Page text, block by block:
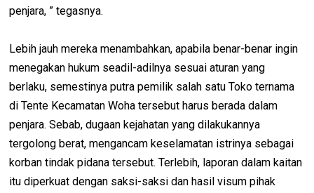
penjara, ” tegasnya.
Lebih jauh mereka menambahkan, apabila benar-benar ingin
menegakan hukum seadil-adilnya sesuai aturan yang
berlaku, semestinya putra pemilik salah satu Toko ternama
di Tente Kecamatan Woha tersebut harus berada dalam
penjara. Sebab, dugaan kejahatan yang dilakukannya
tergolong berat, mengancam keselamatan istrinya sebagai
korban tindak pidana tersebut. Terlebih, laporan dalam kaitan
itu diperkuat dengan saksi-saksi dan hasil visum pihak